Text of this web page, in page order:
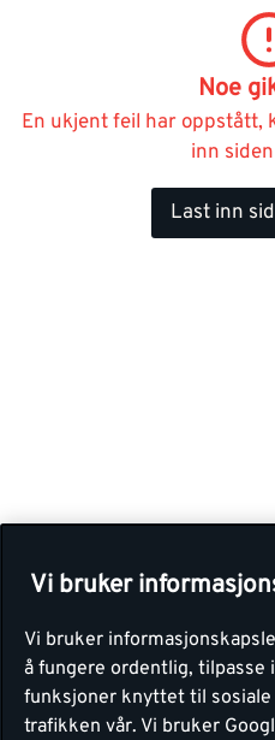
Noe
En ukjent feil har oppstått,
inn
Last inn
Vi bruker
Vi bruker
å fungere ordentlig, tilpasse
funksjoner knyttet til sosiale
trafikken vår. Vi bruker